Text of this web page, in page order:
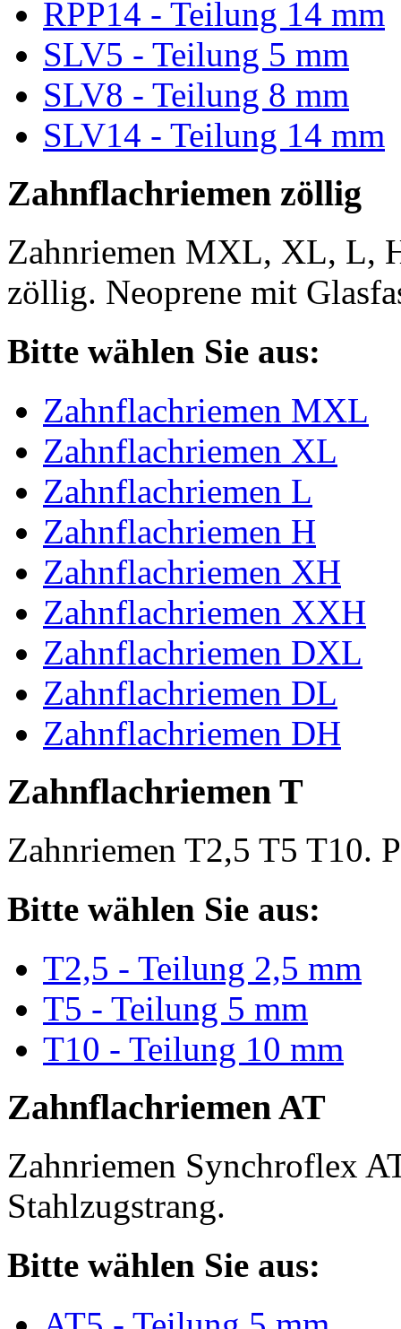
RPP14 - Teilung 14 mm
SLV5 - Teilung 5 mm
SLV8 - Teilung 8 mm
SLV14 - Teilung 14 mm
Zahnflachriemen zöllig
Zahnriemen MXL, XL, L,
zöllig. Neoprene mit
Bitte wählen Sie aus:
Zahnflachriemen MXL
Zahnflachriemen XL
Zahnflachriemen L
Zahnflachriemen H
Zahnflachriemen XH
Zahnflachriemen XXH
Zahnflachriemen DXL
Zahnflachriemen DL
Zahnflachriemen DH
Zahnflachriemen T
Zahnriemen T2,5 T5 T10.
Bitte wählen Sie aus:
T2,5 - Teilung 2,5 mm
T5 - Teilung 5 mm
T10 - Teilung 10 mm
Zahnflachriemen AT
Zahnriemen Synchroflex
Stahlzugstrang.
Bitte wählen Sie aus: